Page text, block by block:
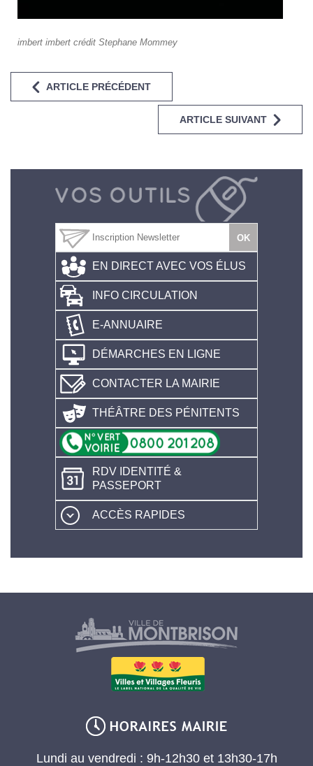
imbert imbert crédit Stephane Mommey
ARTICLE PRÉCÉDENT
ARTICLE SUIVANT
EN DIRECT AVEC VOS ÉLUS
INFO CIRCULATION
E-ANNUAIRE
DÉMARCHES EN LIGNE
CONTACTER LA MAIRIE
THÉÂTRE DES PÉNITENTS
RDV IDENTITÉ &
PASSEPORT
ACCÈS RAPIDES
Lundi au vendredi : 9h-12h30 et 13h30-17h